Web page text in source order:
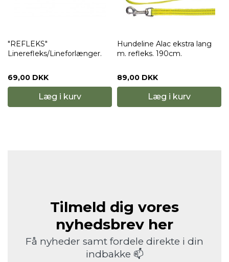
"REFLEKS"
Linerefleks/Lineforlænger.
69,00 DKK
Læg i kurv
Hundeline Alac ekstra lang
m. refleks. 190cm.
89,00 DKK
Læg i kurv
Tilmeld dig vores
nyhedsbrev her
Få nyheder samt fordele direkte i din
indbakke 📫